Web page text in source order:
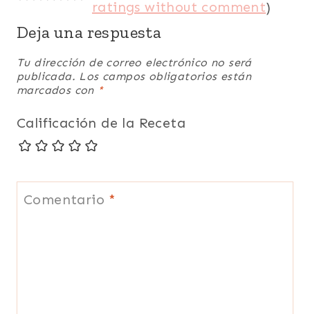
ratings without comment)
Deja una respuesta
Tu dirección de correo electrónico no será
publicada. Los campos obligatorios están
marcados con *
Calificación de la Receta
Comentario *